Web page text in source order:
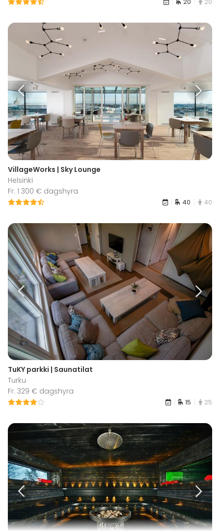
VillageWorks | Sky Lounge
Helsinki
Fr. 1 300 € dagshyra
40 40
TuKY parkki | Saunatilat
Turku
Fr. 329 € dagshyra
15 25